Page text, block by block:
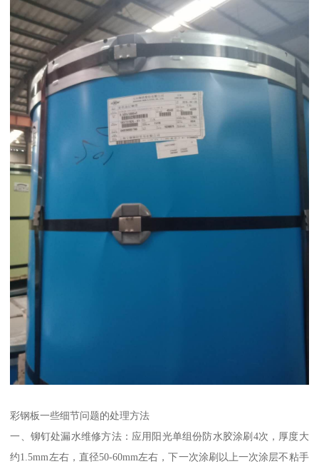
彩钢板一些细节问题的处理方法
一、铆钉处漏水维修方法：应用阳光单组份防水胶涂刷4次，厚度大
约1.5mm左右，直径50-60mm左右，下一次涂刷以上一次涂层不粘手